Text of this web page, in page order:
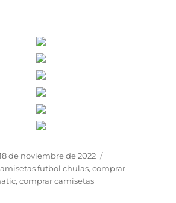
de noviembre de 2022
futbol chulas,comprar
,comprar camisetas